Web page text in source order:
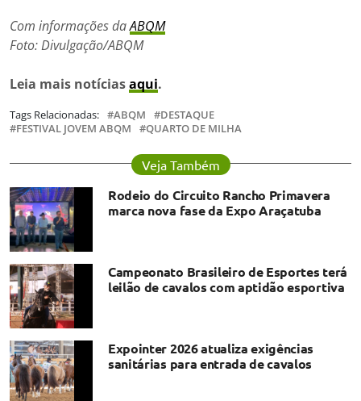
Com informações daABQM
Foto: Divulgação/ABQM
Leia mais notíciasaqui.
Tags Relacionadas: ABQM
DESTAQUE
FESTIVAL JOVEM ABQM
QUARTO DE MILHA
Veja Também
Rodeio do Circuito Rancho Primavera
marca nova fase da Expo Araçatuba
Campeonato Brasileiro de Esportes terá
leilão de cavalos com aptidão esportiva
Expointer 2026 atualiza exigências
sanitárias para entrada de cavalos